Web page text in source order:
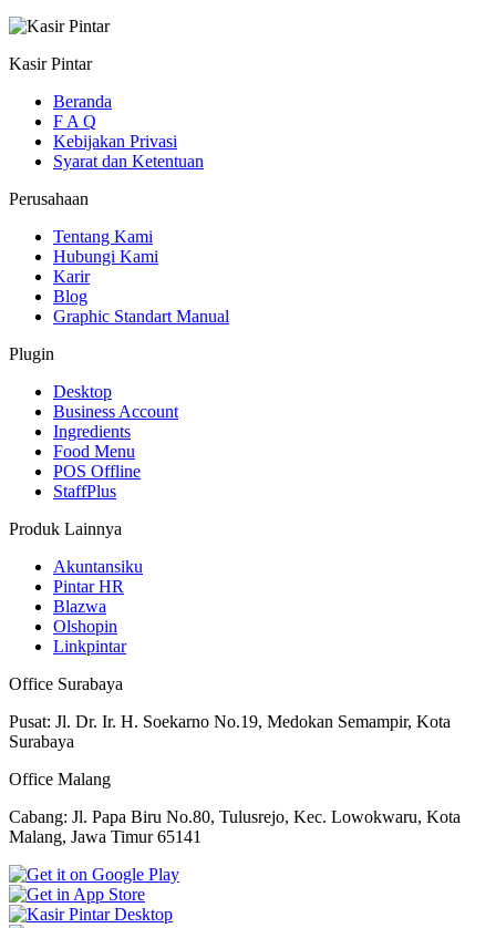
Kasir Pintar
Beranda
F A Q
Kebijakan Privasi
Syarat dan Ketentuan
Perusahaan
Tentang Kami
Hubungi Kami
Karir
Blog
Graphic Standart Manual
Plugin
Desktop
Business Account
Ingredients
Food Menu
POS Offline
StaffPlus
Produk Lainnya
Akuntansiku
Pintar HR
Blazwa
Olshopin
Linkpintar
Office Surabaya
Pusat: Jl. Dr. Ir. H. Soekarno No.19, Medokan Semampir, Kota
Surabaya
Office Malang
Cabang: Jl. Papa Biru No.80, Tulusrejo, Kec. Lowokwaru, Kota
Malang, Jawa Timur 65141